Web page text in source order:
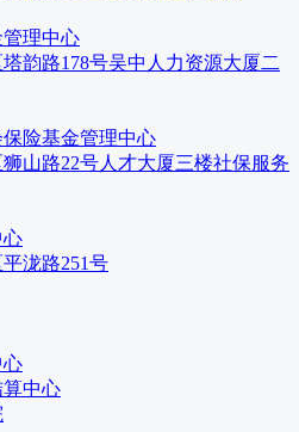
理中心
韵路178号吴中人力资源大厦二
险基金管理中心
山路22号人才大厦三楼社保服务
心
泷路251号
心
中心